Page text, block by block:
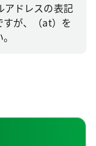
アドレスの表記
すが、（at）を